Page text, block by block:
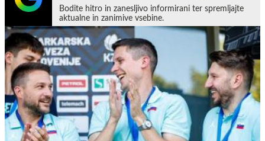
Bodite hitro in zanesljivo informirani ter spremljajte
aktualne in zanimive vsebine.